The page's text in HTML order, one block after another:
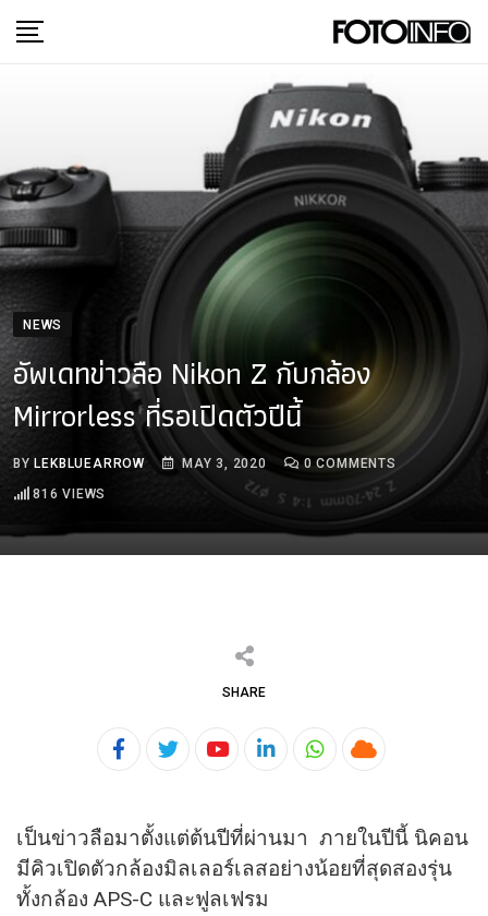
to
NEWS
อัพเดทข่าวลือ Nikon Z กับกล้อง
Mirrorless ที่รอเปิดตัวปีนี้
BYLEKBLUEARROW MAY 3, 2020 0 COMMENTS
816 VIEWS
SHARE
YoutubeLinkedInWhatsapp
Cloud
เป็นข่าวลือมาตั้งแต่ต้นปีที่ผ่านมา ภายในปีนี้ นิคอน
มีคิวเปิดตัวกล้องมิลเลอร์เลสอย่างน้อยที่สุดสองรุ่น
ทั้งกล้อง APS-C และฟูลเฟรม